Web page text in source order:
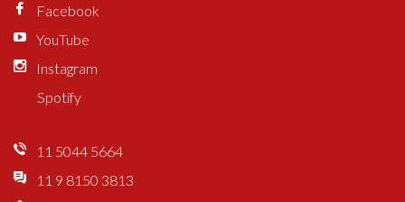
Facebook
YouTube
Instagram
Spotify
11 5044 5664
11 9 8150 3813